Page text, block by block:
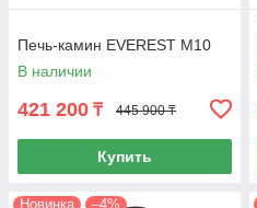
Печь-камин EVEREST М10
В наличии
421 200 ₸ 445 900 ₸
Купить
Новинка –4%